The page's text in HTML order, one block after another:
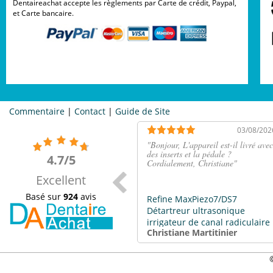
Dentaireachat accepte les règlements par Carte de crédit, Paypal,
et Carte bancaire.
Commentaire | Contact | Guide de Site
4.7/5
Excellent
Basé sur 924 avis
03/08/
"Bonjour, L'appareil est-il livré avec
des inserts et la pédale ?
Cordialement, Christiane"
Refine MaxPiezo7/DS7
Détartreur ultrasonique
irrigateur de canal radiculaire
compatible EMS / SATELEC
Christiane Martitinier